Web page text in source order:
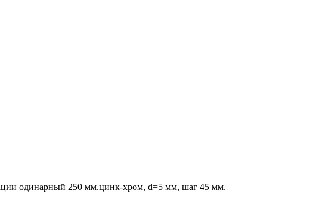
одинарный 250 мм.цинк-хром, d=5 мм, шаг 45 мм.